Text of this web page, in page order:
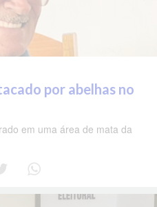
por abelhas no
em uma área de mata da